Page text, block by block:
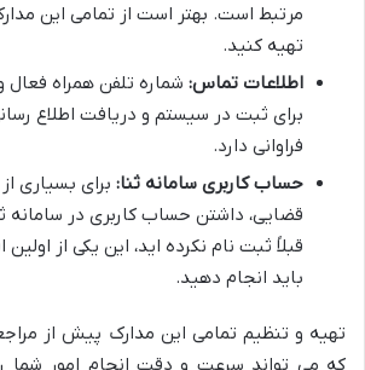
مرتبط است. بهتر است از تمامی این
تهیه کنید.
اطلاعات تماس: شماره تلفن همراه فعال
برای ثبت در سیستم و دریافت اطلاع
فراوانی دارد.
حساب کاربری سامانه ثنا: برای بسیاری
قضایی، داشتن حساب کاربری در سامانه
قبلاً ثبت نام نکرده اید، این یکی از
باید انجام دهید.
تهیه و تنظیم تمامی این مدارک پیش از
که می تواند سرعت و دقت انجام امور